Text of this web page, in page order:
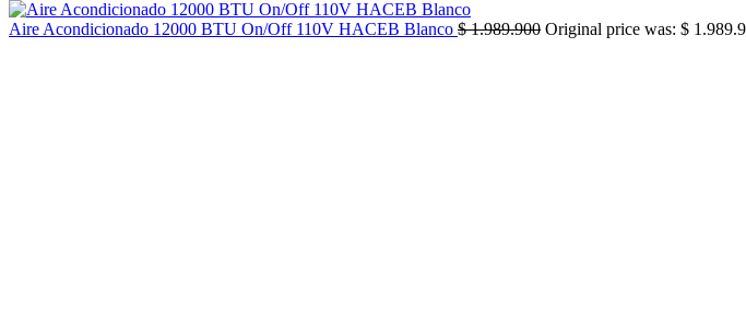
Aire Acondicionado 12000 BTU On/Off 110V HACEB Blanco $1.989.900 Original price was: $